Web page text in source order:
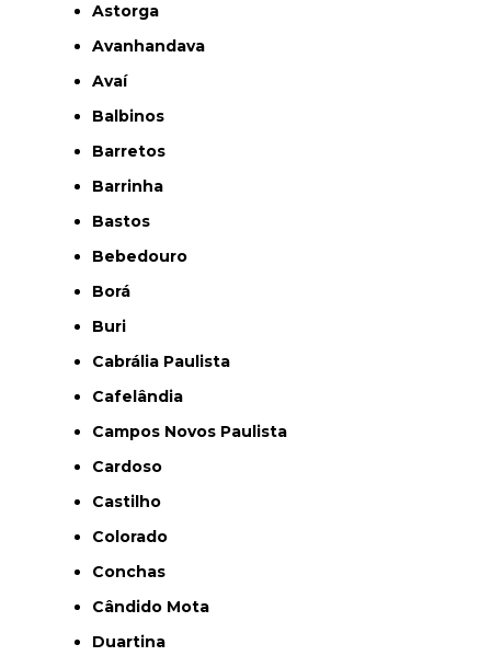
Astorga
Avanhandava
Avaí
Balbinos
Barretos
Barrinha
Bastos
Bebedouro
Borá
Buri
Cabrália Paulista
Cafelândia
Campos Novos Paulista
Cardoso
Castilho
Colorado
Conchas
Cândido Mota
Duartina